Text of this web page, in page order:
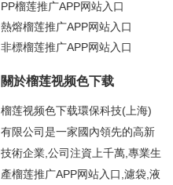
PP榴莲推广APP网站入口
熱熔榴莲推广APP网站入口
非標榴莲推广APP网站入口
關於榴莲视频色下载
榴莲视频色下载環保科技(上海)
有限公司是一家國內領先的高新
技術企業,公司注資上千萬,專業生
產榴莲推广APP网站入口,濾袋,液